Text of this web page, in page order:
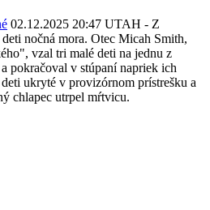
02.12.2025 20:47 UTAH - Z
nočná mora. Otec Micah Smith,
vzal tri malé deti na jednu z
pokračoval v stúpaní napriek ich
ukryté v provizórnom prístrešku a
chlapec utrpel mŕtvicu.